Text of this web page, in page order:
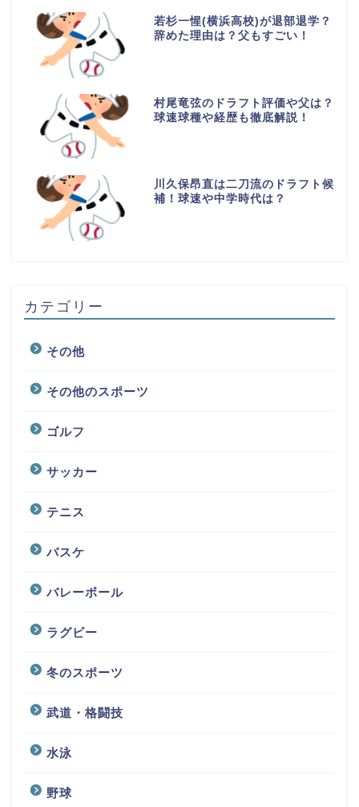
若杉一惺(横浜高校)が退部退学？
辞めた理由は？父もすごい！
村尾竜弦のドラフト評価や父は？
球速球種や経歴も徹底解説！
川久保昂直は二刀流のドラフト候
補！球速や中学時代は？
カテゴリー
その他
その他のスポーツ
ゴルフ
サッカー
テニス
バスケ
バレーボール
ラグビー
冬のスポーツ
武道・格闘技
水泳
野球